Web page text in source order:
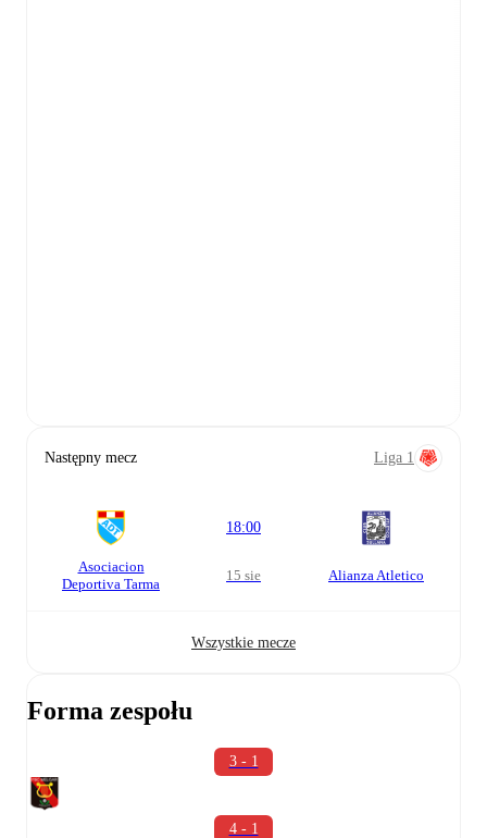
Następny mecz Liga 1
Asociacion
Deportiva Tarma
18:00
15 sie Alianza Atletico
Wszystkie mecze
Forma zespołu
3 - 1
4 - 1